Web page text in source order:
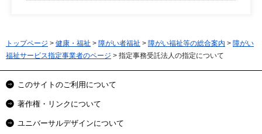
トップページ > 健康・福祉 > 障がい者福祉 > 障がい福祉等の総合案内 > 障がい
福祉サービス指定事業者のページ > 指定事務受託法人の指定について
このサイトのご利用について
著作権・リンクについて
ユニバーサルデザインについて